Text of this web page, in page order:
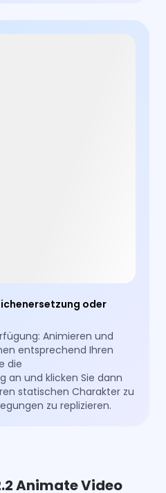
oder
Animieren und
entsprechend Ihren
die
an und klicken Sie dann
statischen Charakter zu
zu replizieren.
Animate Video